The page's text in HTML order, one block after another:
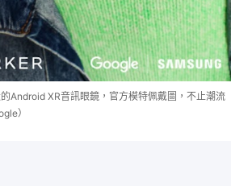
Android XR音訊眼鏡，官方模特佩戴圖，不止潮流
）